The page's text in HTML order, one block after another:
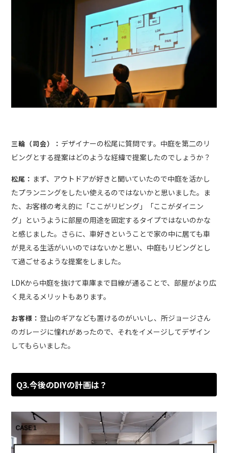
三輪（司会）： デザイナーの松尾に質問です。中庭を第二のリ
ビングとする提案はどのような経緯で提案したのでしょうか？
松尾： まず、アウトドアが好きと聞いていたので中庭を活かし
たプランニングをしたい使えるのではないかと思いました。ま
た、お客様の考え的に「ここがリビング」「ここがダイニン
グ」というように部屋の用途を固定するタイプではないのかな
と感じました。さらに、車好きということで家の中に居ても車
が見える生活がいいのではないかと思い、中庭もリビングとし
て過ごせるような提案をしました。
LDKから中庭を抜けて車庫まで目線が通ることで、部屋がより広
く見えるメリットもあります。
お客様：登山のギアなども置けるのがいいし、所ジョージさん
のガレージに憧れがあったので、それをイメージしてデザイン
してもらいました。
Q3.今後のDIYの計画は？